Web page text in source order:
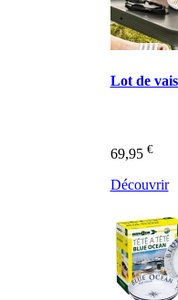
Lot de
69,95 €
Découvrir